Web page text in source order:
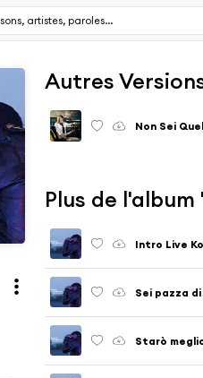
Autres
Non Sei
Plus de
Intro Live
Sei pazza
Starò